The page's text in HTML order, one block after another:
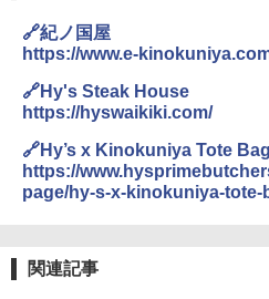
4
角ハイボー
イスキー ハ
3
らに塩分控
￥3,248
カップヌー
ップ麺
高効率 15L
ーム調理 フ
ック YRZ-
￥26,130
4
🔗紀ノ国屋
https://www.e-
🔗Hy's Steak House
https://hyswaikiki.com/
🔗Hy’s x Kinokuniya Tote Bag
https://
page/hy-s-x-kinokuniya-tote-
関連記事